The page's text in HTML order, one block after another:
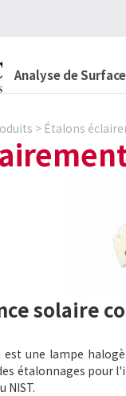
Analyse de Surface
> Étalons
solaire
est une lampe
étalonnages pour
NIST.